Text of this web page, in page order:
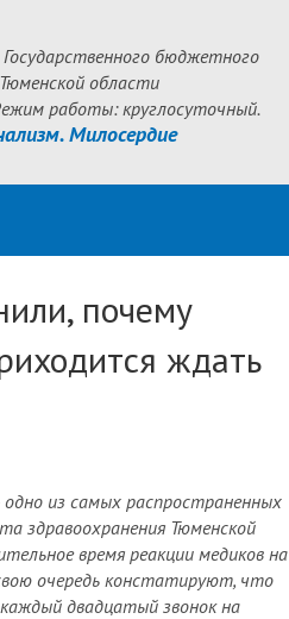
бюджетного
области
работы: круглосуточный.
Милосердие
почему
ждать
из самых распространенных
здравоохранения Тюменской
время реакции медиков на
очередь констатируют, что
двадцатый звонок на